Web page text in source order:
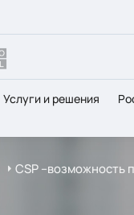
Услуги и решения
CSP –возможность